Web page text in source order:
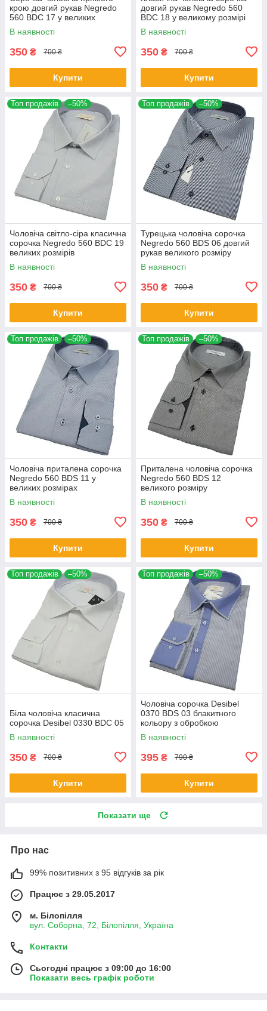
крою довгий рукав Negredo
560 BDC 17 у великих
розмірах
В наявності
350 ₴ 700 ₴
Купити
довгий рукав Negredo 560
BDC 18 у великому розмірі
В наявності
350 ₴ 700 ₴
Купити
Топ продажів –50%
Чоловіча світло-сіра класична
сорочка Negredo 560 BDC 19
великих розмірів
В наявності
350 ₴ 700 ₴
Купити
Топ продажів –50%
Турецька чоловіча сорочка
Negredo 560 BDS 06 довгий
рукав великого розміру
В наявності
350 ₴ 700 ₴
Купити
Топ продажів –50%
Чоловіча приталена сорочка
Negredo 560 BDS 11 у
великих розмірах
В наявності
350 ₴ 700 ₴
Купити
Топ продажів –50%
Приталена чоловіча сорочка
Negredo 560 BDS 12
великого розміру
В наявності
350 ₴ 700 ₴
Купити
Топ продажів –50%
Біла чоловіча класична
сорочка Desibel 0330 BDC 05
В наявності
350 ₴ 700 ₴
Купити
Топ продажів –50%
Чоловіча сорочка Desibel
0370 BDS 03 блакитного
кольору з обробкою
В наявності
395 ₴ 790 ₴
Купити
Показати ще
Про нас
99% позитивних з 95 відгуків за рік
Працює з 29.05.2017
м. Білопілля
вул. Соборна, 72, Білопілля, Україна
Контакти
Сьогодні працює з 09:00 до 16:00
Показати весь графік роботи